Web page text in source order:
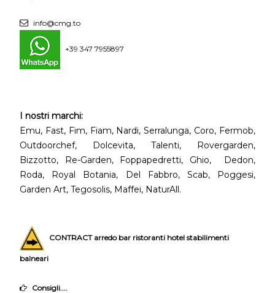
info@cmg.to
+39 347 7955897
I nostri marchi:
Emu, Fast, Fim, Fiam, Nardi, Serralunga, Coro, Fermob,
Outdoorchef, Dolcevita, Talenti, Rovergarden,
Bizzotto, Re-Garden, Foppapedretti, Ghio, Dedon,
Roda, Royal Botania, Del Fabbro, Scab, Poggesi,
Garden Art, Tegosolis, Maffei, NaturAll.
CONTRACT arredo bar ristoranti hotel stabilimenti
balneari
Consigli....